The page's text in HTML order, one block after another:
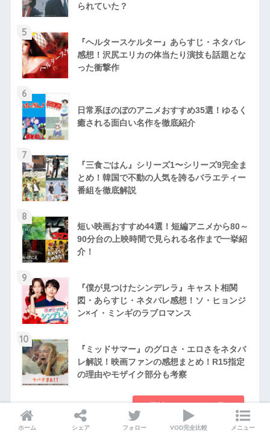
られていた？
5
『ヘルタースケルター』あらすじ・ネタバレ
感想！沢尻エリカの体当たり演技も話題とな
った衝撃作
6
日常系ほのぼのアニメおすすめ35選！ゆるく
癒される面白い名作を徹底紹介
7
『三食ごはん』シリーズ1〜シリーズ9完全ま
とめ！韓国で不動の人気を誇るバラエティー
番組を徹底解説
8
短い映画おすすめ44選！短編アニメから80～
90分台の上映時間で見られる名作まで一挙紹
介！
9
『僕が見つけたシンデレラ』キャスト相関
図・あらすじ・ネタバレ感想！ソ・ヒョンジ
ン×イ・ミンギのラブロマンス
10
『ミッドサマー』のグロさ・エロさをネタバ
レ解説！映画ファンの感想まとめ！R15指定
の理由やモザイク部分も考察
累計ランキングを見る
ホーム シェア フォロー VOD完全比較 メニュー